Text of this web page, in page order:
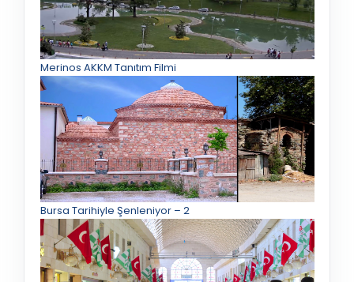
Merinos AKKM Tanıtım Filmi
Bursa Tarihiyle Şenleniyor – 2